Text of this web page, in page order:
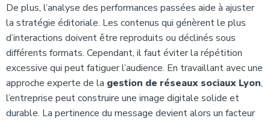
De plus, l’analyse des performances passées aide à ajuster
la stratégie éditoriale. Les contenus qui génèrent le plus
d’interactions doivent être reproduits ou déclinés sous
différents formats. Cependant, il faut éviter la répétition
excessive qui peut fatiguer l’audience. En travaillant avec une
approche experte de la gestion de réseaux sociaux Lyon,
l’entreprise peut construire une image digitale solide et
durable. La pertinence du message devient alors un facteur